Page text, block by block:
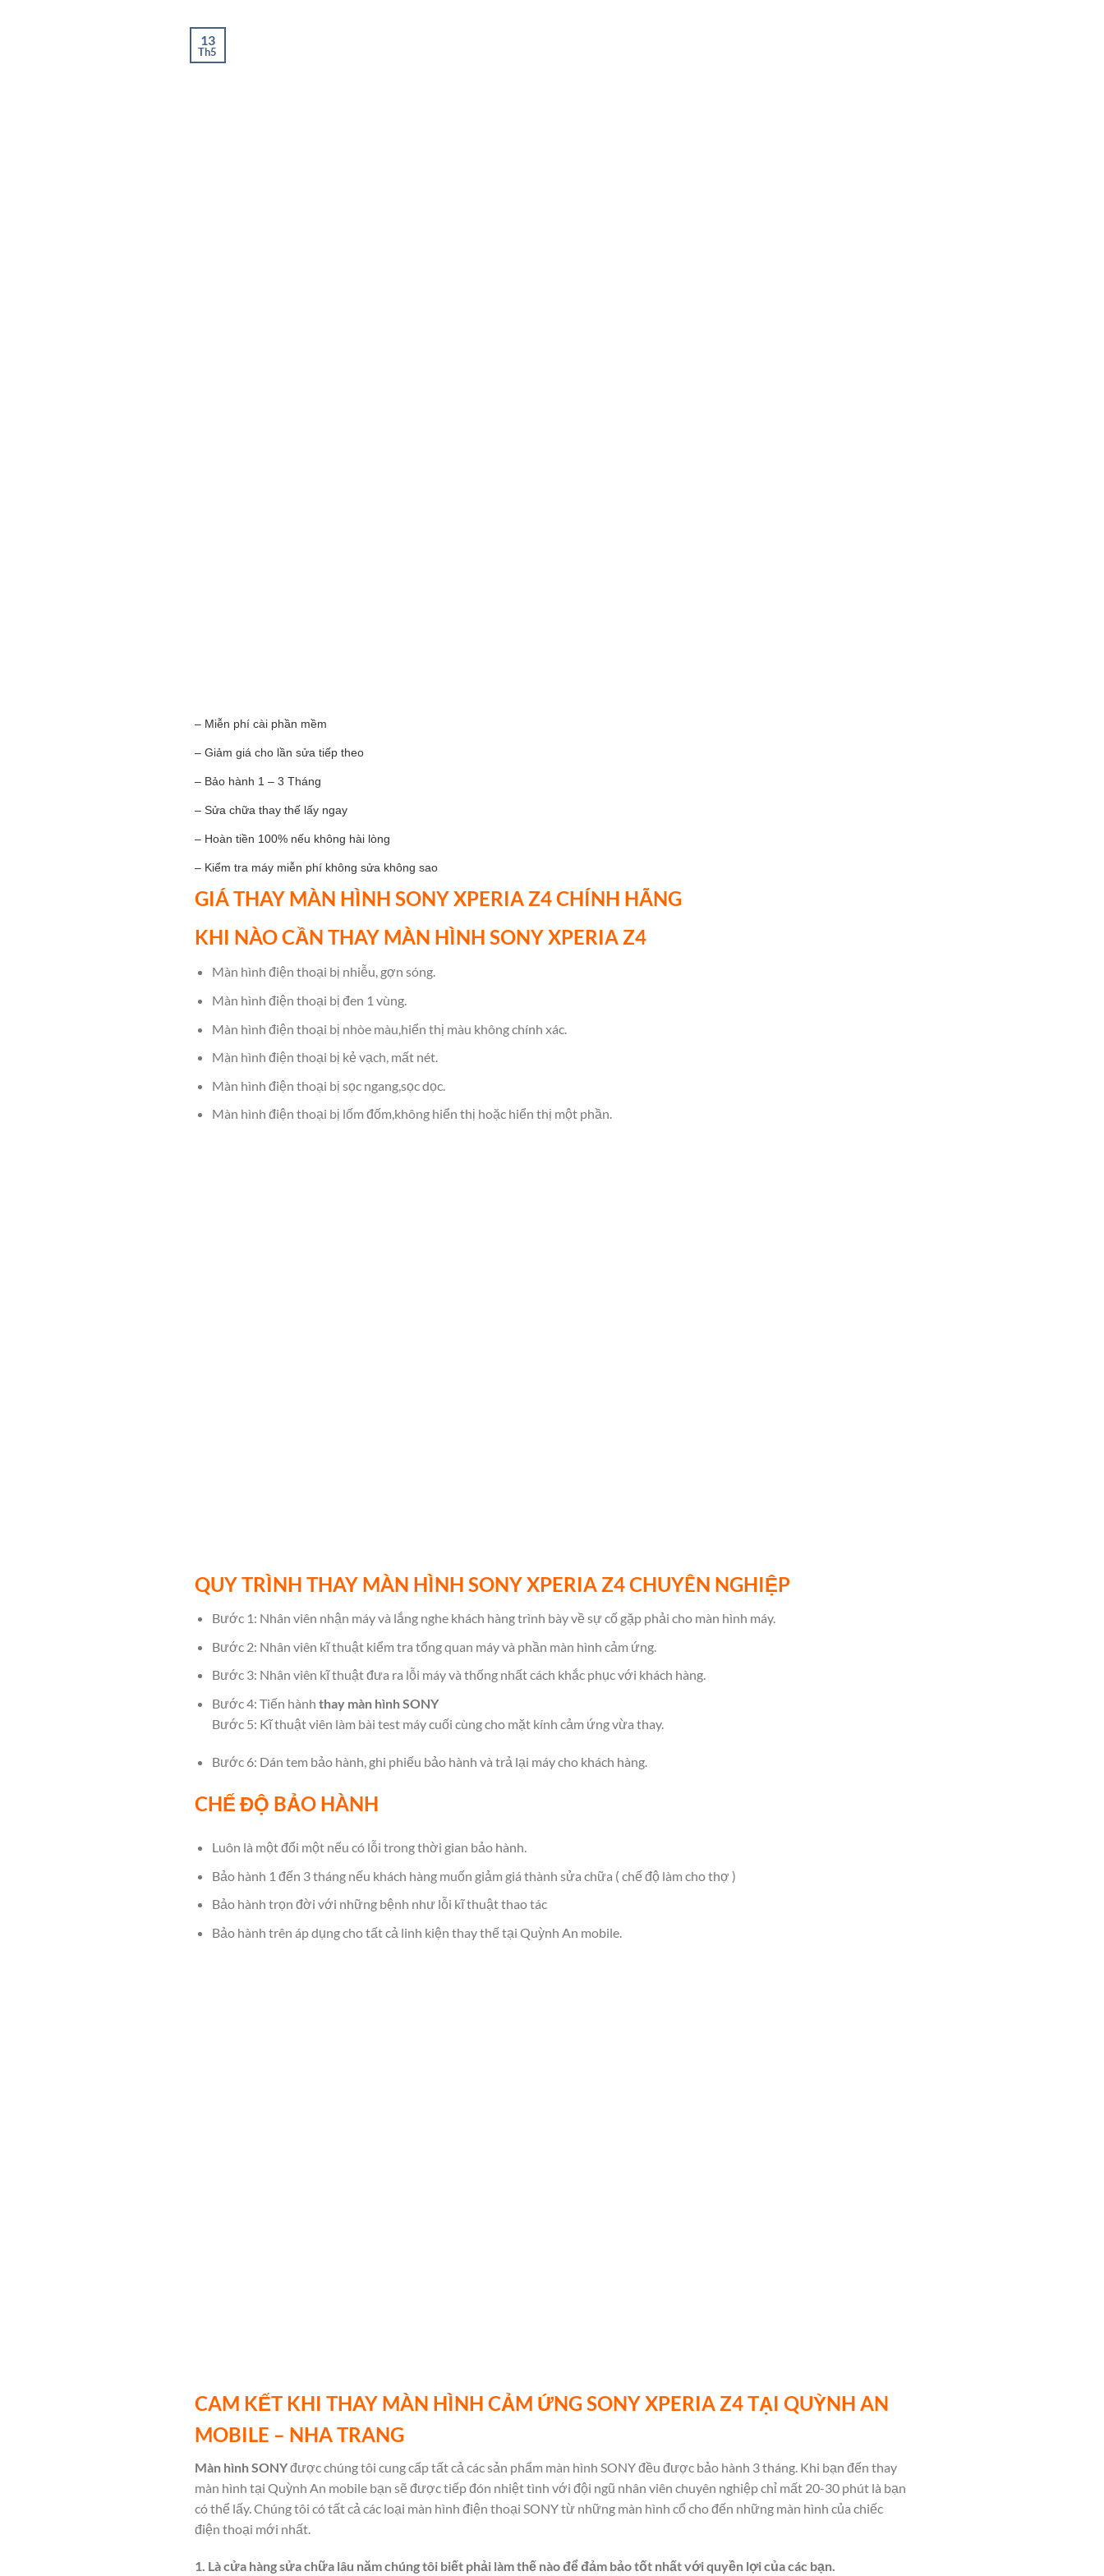
13
Th5
– Miễn phí cài phần mềm
– Giảm giá cho lần sửa tiếp theo
– Bảo hành 1 – 3 Tháng
– Sửa chữa thay thế lấy ngay
– Hoàn tiền 100% nếu không hài lòng
– Kiểm tra máy miễn phí không sửa không sao
GIÁ THAY MÀN HÌNH SONY XPERIA Z4 CHÍNH HÃNG
KHI NÀO CẦN THAY MÀN HÌNH SONY XPERIA Z4
Màn hình điện thoại bị nhiễu, gợn sóng.
Màn hình điện thoại bị đen 1 vùng.
Màn hình điện thoại bị nhòe màu,hiển thị màu không chính xác.
Màn hình điện thoại bị kẻ vạch, mất nét.
Màn hình điện thoại bị sọc ngang,sọc dọc.
Màn hình điện thoại bị lốm đốm,không hiển thị hoặc hiển thị một phần.
QUY TRÌNH THAY MÀN HÌNH SONY XPERIA Z4 CHUYÊN NGHIỆP
Bước 1: Nhân viên nhận máy và lắng nghe khách hàng trình bày về sự cố gặp phải cho màn hình máy.
Bước 2: Nhân viên kĩ thuật kiểm tra tổng quan máy và phần màn hình cảm ứng.
Bước 3: Nhân viên kĩ thuật đưa ra lỗi máy và thống nhất cách khắc phục với khách hàng.
Bước 4: Tiến hành thay màn hình SONY
Bước 5: Kĩ thuật viên làm bài test máy cuối cùng cho mặt kính cảm ứng vừa thay.
Bước 6: Dán tem bảo hành, ghi phiếu bảo hành và trả lại máy cho khách hàng.
CHẾ ĐỘ BẢO HÀNH
Luôn là một đổi một nếu có lỗi trong thời gian bảo hành.
Bảo hành 1 đến 3 tháng nếu khách hàng muốn giảm giá thành sửa chữa ( chế độ làm cho thợ )
Bảo hành trọn đời với những bệnh như lỗi kĩ thuật thao tác
Bảo hành trên áp dụng cho tất cả linh kiện thay thế tại Quỳnh An mobile.
CAM KẾT KHI THAY MÀN HÌNH CẢM ỨNG SONY XPERIA Z4 TẠI QUỲNH AN
MOBILE – NHA TRANG
Màn hình SONYđược chúng tôi cung cấp tất cả các sản phẩm màn hình SONY đều được bảo hành 3 tháng. Khi bạn đến thay
màn hình tại Quỳnh An mobile bạn sẽ được tiếp đón nhiệt tình với đội ngũ nhân viên chuyên nghiệp chỉ mất 20-30 phút là bạn
có thể lấy. Chúng tôi có tất cả các loại màn hình điện thoại SONY từ những màn hình cổ cho đến những màn hình của chiếc
điện thoại mới nhất.
1. Là cửa hàng sửa chữa lâu năm chúng tôi biết phải làm thế nào để đảm bảo tốt nhất với quyền lợi của các bạn.